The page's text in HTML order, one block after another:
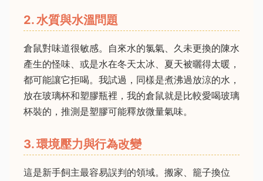
2. 水質與水溫問題
倉鼠對味道很敏感。自來水的氯氣、久未更換的陳水
產生的怪味、或是水在冬天太冰、夏天被曬得太暖，
都可能讓它拒喝。我試過，同樣是煮沸過放涼的水，
放在玻璃杯和塑膠瓶裡，我的倉鼠就是比較愛喝玻璃
杯裝的，推測是塑膠可能釋放微量氣味。
3. 環境壓力與行為改變
這是新手飼主最容易誤判的領域。搬家、籠子換位